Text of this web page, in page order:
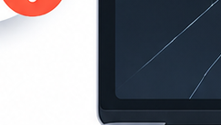
Pro 2009-2012